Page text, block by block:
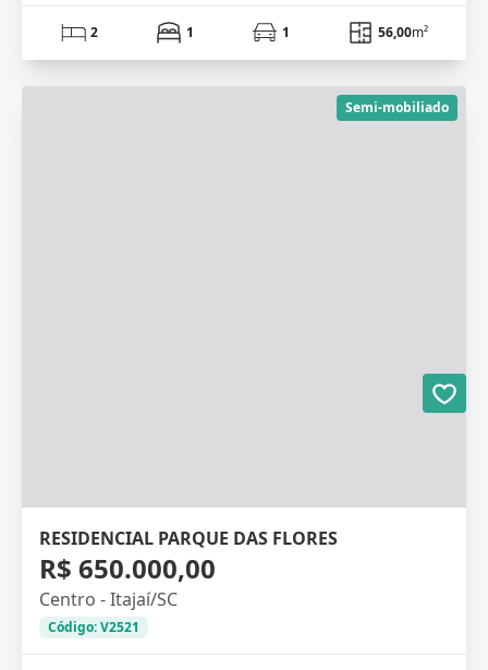
2 1 1 56,00m²
Semi-mobiliado
RESIDENCIAL PARQUE DAS FLORES
R$ 650.000,00
Centro - Itajaí/SC
Código: V2521